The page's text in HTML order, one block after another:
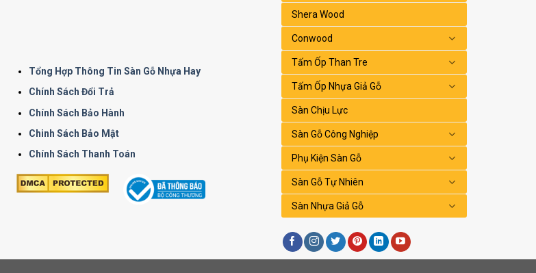
Tổng Hợp Thông Tin Sàn Gỗ Nhựa Hay
Chính Sách Đổi Trả
Chính Sách Bảo Hành
Chinh Sách Bảo Mật
Chính Sách Thanh Toán
Shera Wood
Conwood
Tấm Ốp Than Tre
Tấm Ốp Nhựa Giả Gỗ
Sàn Chịu Lực
Sàn Gỗ Công Nghiệp
Phụ Kiện Sàn Gỗ
Sàn Gỗ Tự Nhiên
Sàn Nhựa Giả Gỗ